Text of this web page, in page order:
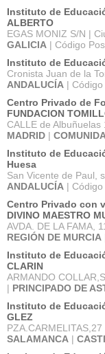
Instituto de
ALBERTO
EGAS MONIZ S/N |
GALICIA | Código
Instituto de
Cronista Juan de la
ANDALUCÍA |
Centro Privado de
FUNDACION
CALLE de Albuñuelas
MADRID |
Instituto de
Huesa
San Vicente de Paul,
ANDALUCÍA |
Centro Privado con
DIVINO MAESTRO
AVDA. DE LA FAMA,
REGIÓN DE MURCIA
Instituto de
CLARIN
ARMANDO
| PRINCIPADO DE
Instituto de
GLEZ
SALAMANCA |